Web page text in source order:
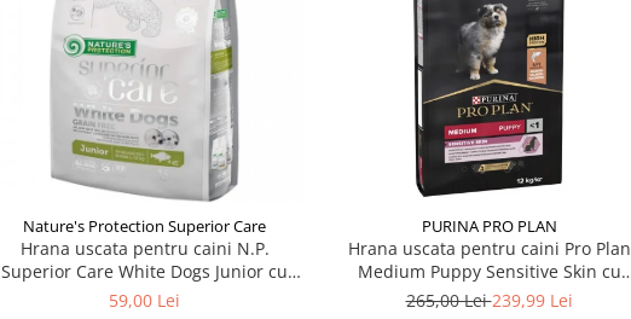
Nature's Protection Superior Care
Hrana uscata pentru caini N.P.
Superior Care White Dogs Junior cu
peste 1,5 kg
59,00 Lei
PURINA PRO PLAN
Hrana uscata pentru caini Pro Plan
Medium Puppy Sensitive Skin cu
somon 12 kg
265,00 Lei239,99 Lei